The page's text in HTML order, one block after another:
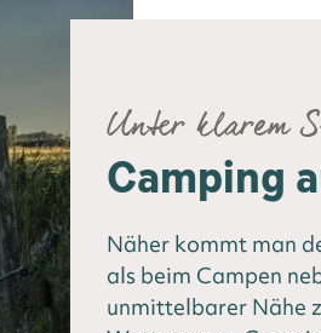
Unter klarem
Camping
Näher kommt man
als beim Campen
unmittelbarer Nähe